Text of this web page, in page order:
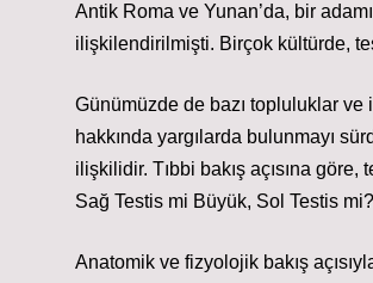
Antik Roma ve Yunan’da, bir
ilişkilendirilmişti. Birçok kültürde,
Günümüzde de bazı topluluklar
hakkında yargılarda bulunmayı
ilişkilidir. Tıbbi bakış açısına
Sağ Testis mi Büyük, Sol Testis
Anatomik ve fizyolojik bakış